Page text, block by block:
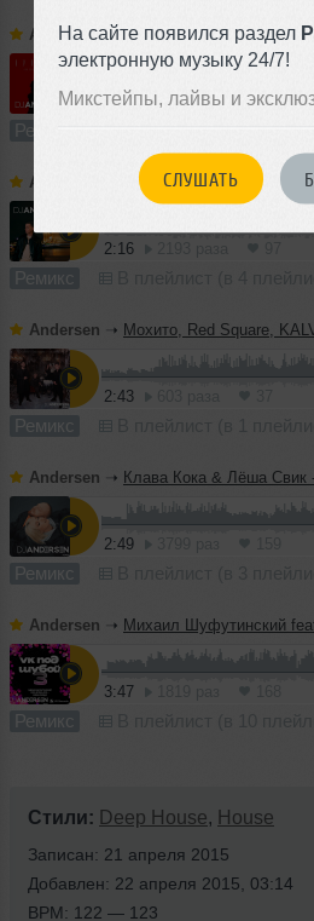
На сайте появился раздел
электронную музыку 24/7!
Микстейпы, лайвы и
СЛУШАТЬ
Andersen ➝Артем Качер, Ани Лорак - Вулканы (DJ
3:25 754 раза 35
Ремикс
Andersen Wallem - ОТ ПРИРОДЫ (DJ
2:16
Ремикс
Andersen ➝ Мохито, Red Square, KALVADOS - Долгая зима (DJ
2:43
Ремикс
Andersen ➝ Клава Кока & Лёша Свик - По знакомым улицам (DJ
2:49
Ремикс
Andersen ➝ Михаил Шуфутинский feat Artik & Asti - Зима холода (DJ
3:47
Ремикс
Стили: Deep House, House
Записан: 21 апреля 2015
Добавлен: 22 апреля 2015, 03:14
BPM: 122 — 123